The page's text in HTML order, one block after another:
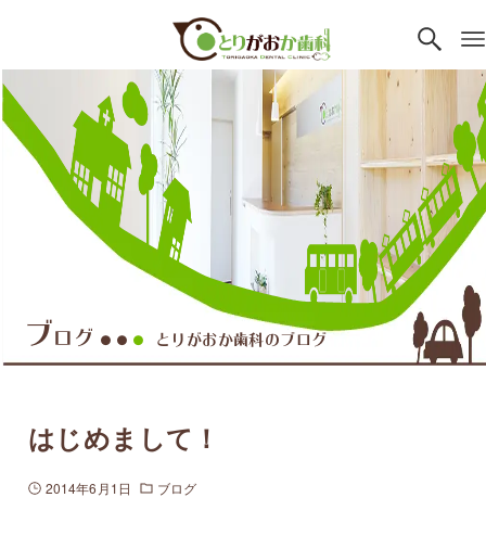
ブログ ●● ● とりがおか歯科のブログ
はじめまして！
2014年6月1日 ブログ